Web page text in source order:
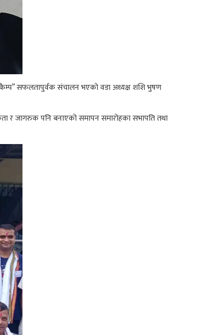
सफलतापुर्वक संचालन भएको वडा अध्यक्ष शशि भुषण
र जागरुक पनि बनाएको समापन समारोहका सभापति तथा